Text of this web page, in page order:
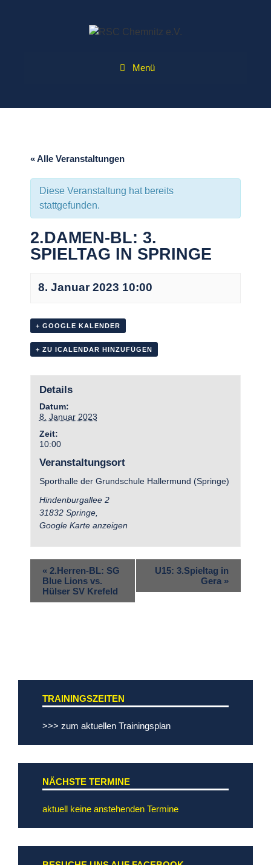
Menü
« Alle Veranstaltungen
Diese Veranstaltung hat bereits
stattgefunden.
2.DAMEN-BL: 3.
SPIELTAG IN SPRINGE
8. Januar 2023 10:00
+ GOOGLE KALENDER
+ ZU ICALENDAR HINZUFÜGEN
Details
Datum:
8. Januar 2023
Zeit:
10:00
Veranstaltungsort
Sporthalle der Grundschule Hallermund (Springe)
Hindenburgallee 2
31832 Springe,
Google Karte anzeigen
« 2.Herren-BL: SG
Blue Lions vs.
Hülser SV Krefeld
U15: 3.Spieltag in
Gera »
TRAININGSZEITEN
>>> zum aktuellen Trainingsplan
NÄCHSTE TERMINE
aktuell keine anstehenden Termine